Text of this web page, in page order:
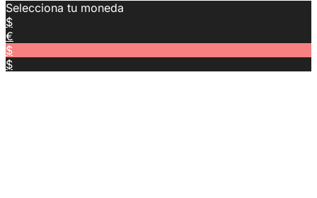
Selecciona tu moneda
$
€
$
$